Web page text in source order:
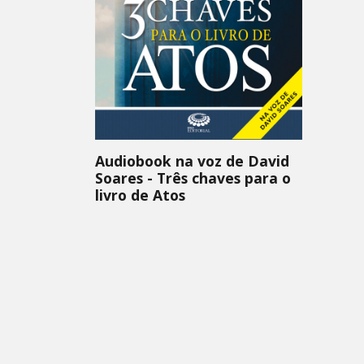
Audiobook na voz de David
Soares - Três chaves para o
livro de Atos